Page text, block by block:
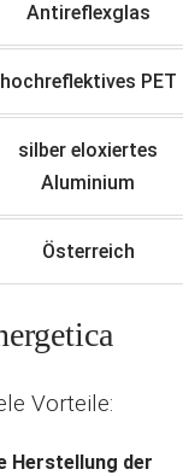
Antireflexglas
hochreflektives PET
silber eloxiertes
Aluminium
Österreich
Vorteile:
Herstellung der